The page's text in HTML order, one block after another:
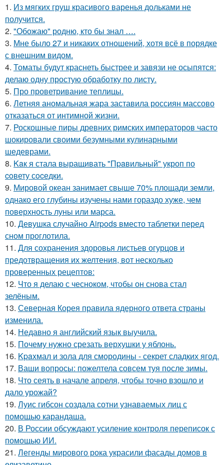
1. Из мягких груш красивого варенья дольками не
получится.
2. "Обожаю" родню, кто бы знал ….
3. Мне было 27 и никаких отношений, хотя всё в порядке
с внешним видом.
4. Томаты будут краснеть быстрее и завязи не осыпятся:
делаю одну простую обработку по листу.
5. Про проветривание теплицы.
6. Летняя аномальная жара заставила россиян массово
отказаться от интимной жизни.
7. Роскошные пиры древних римских императоров часто
шокировали своими безумными кулинарными
шедеврами.
8. Kaк я стала выращивать "Пpaвильный" укроп по
coвету сocедки.
9. Мировой океан занимает свыше 70% площади земли,
однако его глубины изучены нами гораздо хуже, чем
поверхность луны или марса.
10. Девушка случайно Airpods вместо таблетки перед
сном проглотила.
11. Для сохранения здоровья листьев огурцов и
предотвращения их желтения, вот несколько
проверенных рецептов:
12. Что я делаю с чесноком, чтобы он снова стал
зелёным.
13. Северная Корея правила ядерного ответа страны
изменила.
14. Недавно я английский язык выучила.
15. Почему нужно срезать верхушки у яблонь.
16. Kpaxмал и зола для смородины - секрет сладких ягод.
17. Ваши вопросы: пожелтела совсем туя после зимы.
18. Что сеять в начале апреля, чтобы точно взошло и
дало урожай?
19. Луис гибсон создала сотни узнаваемых лиц с
помощью карандаша.
20. В России обсуждают усиление контроля переписок с
помощью ИИ.
21. Легенды мирового рока украсили фасады домов в